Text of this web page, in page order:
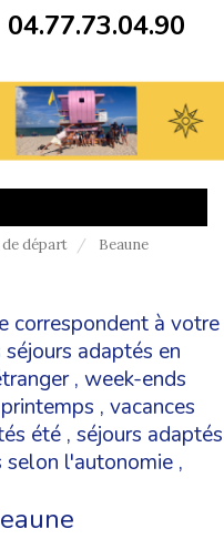
04.77.73.04.90
de départ Beaune
correspondent à votre
séjours adaptés en
, week-ends
, vacances
été , séjours adaptés
selon l'autonomie ,